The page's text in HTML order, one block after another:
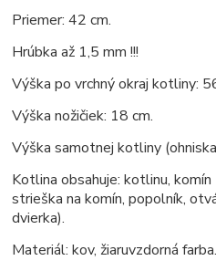
Priemer: 42 cm.
Hrúbka až 1,5 mm !!!
Výška po vrchný okraj kotliny:
Výška nožičiek: 18 cm.
Výška samotnej kotliny
Kotlina obsahuje: kotlinu, komín
strieška na komín, popolník,
dvierka).
Materiál: kov, žiaruvzdorná farba.